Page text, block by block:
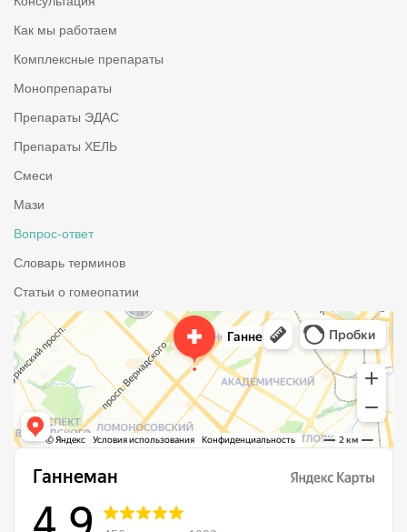
Как мы работаем
Комплексные препараты
Монопрепараты
Препараты ЭДАС
Препараты ХЕЛЬ
Смеси
Мази
Вопрос-ответ
Словарь терминов
Статьи о гомеопатии